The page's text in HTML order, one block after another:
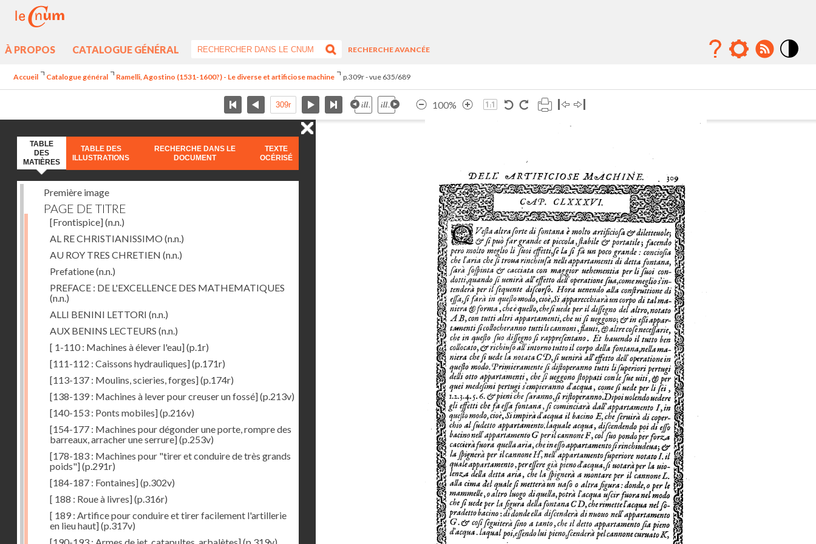
À PROPOS CATALOGUE GÉNÉRAL
RECHERCHE AVANCÉE
Accueil Catalogue général Ramelli, Agostino (1531-1600?) - Le diverse et artificiose machine p.309r - vue 635/689
100%
TABLE
DES
MATIÈRES
TABLE DES
ILLUSTRATIONS
RECHERCHE DANS LE
DOCUMENT
TEXTE
OCÉRISÉ
Première image
PAGE DE TITRE
[Frontispice](n.n.)
AL RE CHRISTIANISSIMO (n.n.)
AU ROY TRES CHRETIEN (n.n.)
Prefatione(n.n.)
PREFACE : DE L'EXCELLENCE DES MATHEMATIQUES
(n.n.)
ALLI BENINI LETTORI (n.n.)
AUX BENINS LECTEURS (n.n.)
[ 1-110 : Machines à élever l'eau](p.1r)
[111-112 : Caissons hydrauliques](p.171r)
[113-137 : Moulins, scieries, forges](p.174r)
[138-139 : Machines à lever pour creuser un fossé](p.213v)
[140-153 : Ponts mobiles](p.216v)
[154-177 : Machines pour dégonder une porte, rompre des
barreaux, arracher une serrure](p.253v)
[178-183 : Machines pour "tirer et conduire de très grands
poids"](p.291r)
[184-187 : Fontaines](p.302v)
[ 188 : Roue à livres](p.316r)
[ 189 : Artifice pour conduire et tirer facilement l'artillerie
en lieu haut](p.317v)